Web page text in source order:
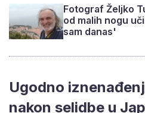
Fotograf Željko
od malih nogu
sam danas'
Ugodno
nakon selidbe u